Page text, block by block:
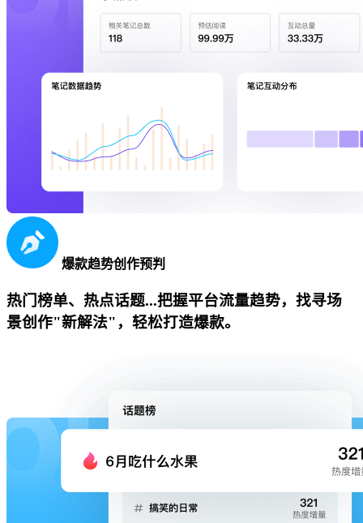
爆款趋势创作预判
热门榜单、热点话题...把握平台流量趋势，找寻场
景创作"新解法"，轻松打造爆款。